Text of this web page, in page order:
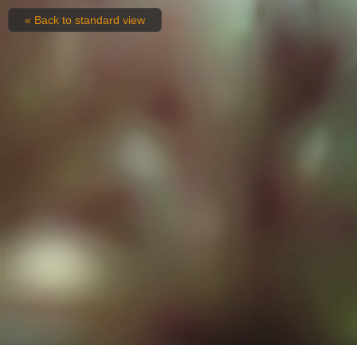
« Back to standard view